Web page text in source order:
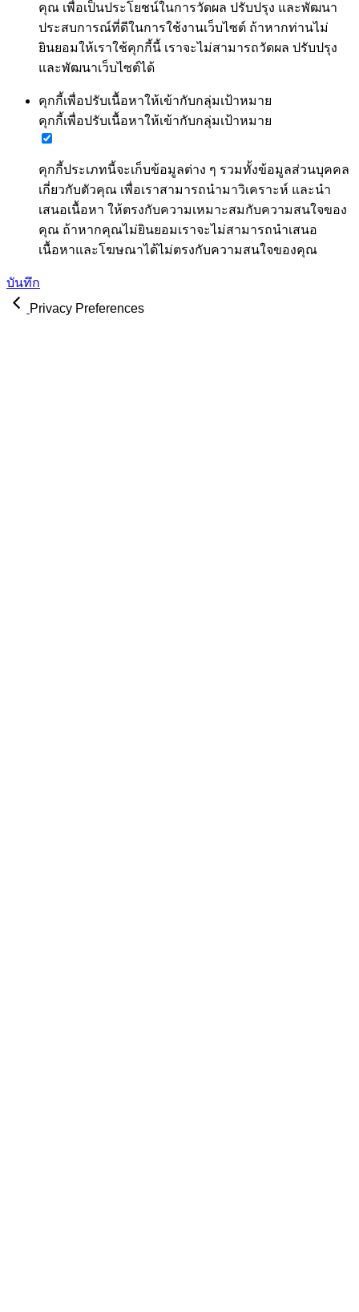
คุณ เพื่อเป็นประโยชน์ในการวัดผล ปรับปรุง และพัฒนา
ประสบการณ์ที่ดีในการใช้งานเว็บไซต์ ถ้าหากท่านไม่
ยินยอมให้เราใช้คุกกี้นี้ เราจะไม่สามารถวัดผล ปรับปรุง
และพัฒนาเว็บไซต์ได้
คุกกี้เพื่อปรับเนื้อหาให้เข้ากับกลุ่มเป้าหมาย
คุกกี้เพื่อปรับเนื้อหาให้เข้ากับกลุ่มเป้าหมาย
คุกกี้ประเภทนี้จะเก็บข้อมูลต่าง ๆ รวมทั้งข้อมูลส่วนบุคคล
เกี่ยวกับตัวคุณ เพื่อเราสามารถนำมาวิเคราะห์ และนำ
เสนอเนื้อหา ให้ตรงกับความเหมาะสมกับความสนใจของ
คุณ ถ้าหากคุณไม่ยินยอมเราจะไม่สามารถนำเสนอ
เนื้อหาและโฆษณาได้ไม่ตรงกับความสนใจของคุณ
บันทึก
Privacy Preferences